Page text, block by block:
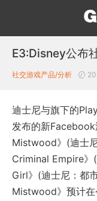
E3:Disney公布
社交游戏产品/分析
迪士尼与旗下的
发布的新
Mistwood》(迪士
Criminal Empire》
Girl》(迪士尼：都
Mistwood》预计在